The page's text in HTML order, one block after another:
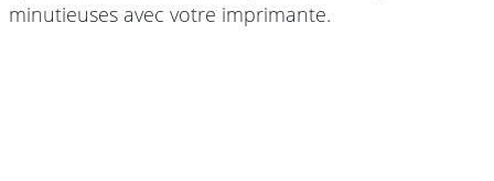
minutieuses avec votre imprimante.